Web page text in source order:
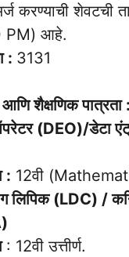
करण्याची शेवटची
PM) आहे.
: 3131
आणि शैक्षणिक पात्रता :
(DEO)/डेटा
: 12वी
लिपिक (LDC) /
: 12वी उत्तीर्ण.